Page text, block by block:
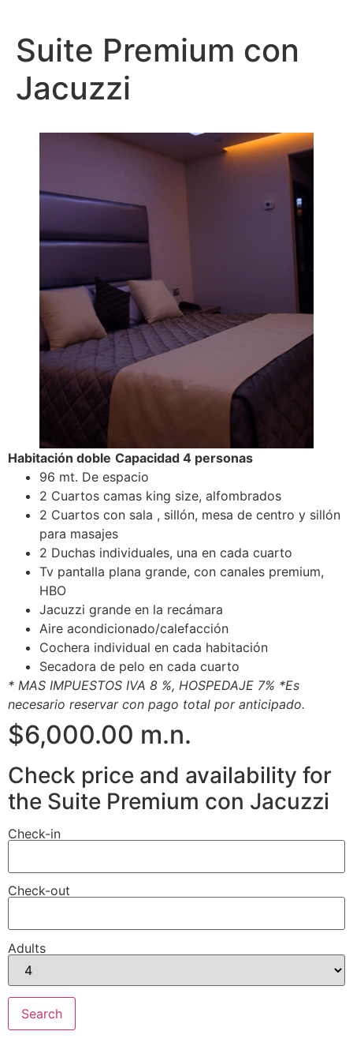
contenido
Suite Premium con
Jacuzzi
Habitación doble Capacidad 4 personas
96 mt. De espacio
2 Cuartos camas king size, alfombrados
2 Cuartos con sala , sillón, mesa de centro y sillón
para masajes
2 Duchas individuales, una en cada cuarto
Tv pantalla plana grande, con canales premium,
HBO
Jacuzzi grande en la recámara
Aire acondicionado/calefacción
Cochera individual en cada habitación
Secadora de pelo en cada cuarto
* MAS IMPUESTOS IVA 8 %, HOSPEDAJE 7% *Es
necesario reservar con pago total por anticipado.
$6,000.00 m.n.
Check price and availability for
the Suite Premium con Jacuzzi
Check-in
Check-out
Adults